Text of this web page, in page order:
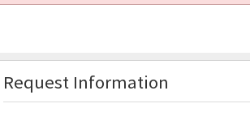
Request Information